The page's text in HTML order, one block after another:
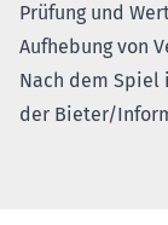
Prüfung und
Aufhebung von
Nach dem
der Bieter/